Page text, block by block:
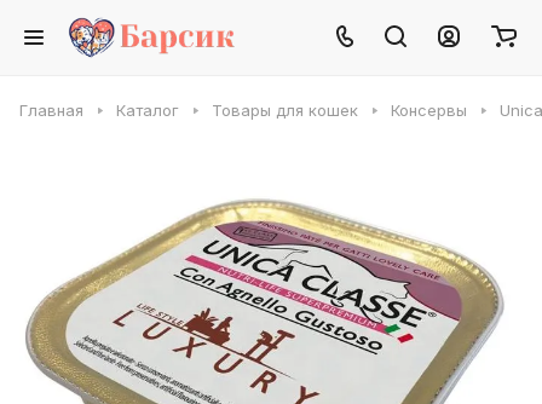
Главная Каталог Товары для кошек Консервы